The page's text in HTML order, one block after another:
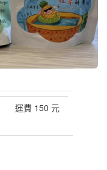
運費 150 元